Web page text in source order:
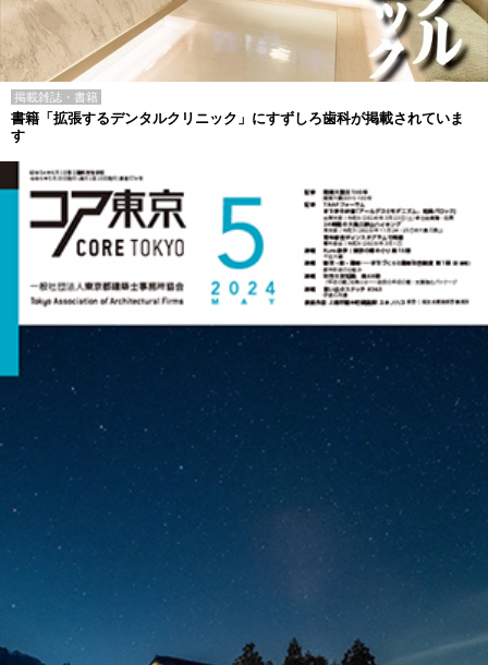
掲載雑誌・書籍
書籍「拡張するデンタルクリニック」にすずしろ歯科が掲載されていま
す